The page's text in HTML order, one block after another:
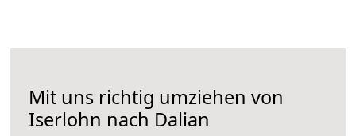
Mit uns richtig umziehen von
Iserlohn nach Dalian